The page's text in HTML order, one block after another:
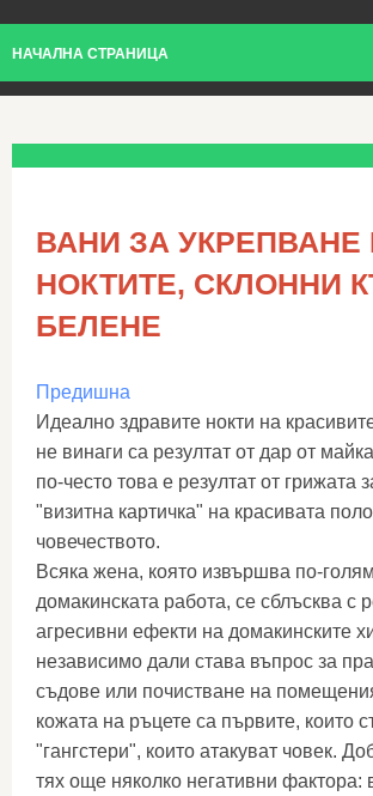
НАЧАЛНА СТРАНИЦА
ВАНИ ЗА УКРЕПВАНЕ
НОКТИТЕ, СКЛОННИ
БЕЛЕНЕ
Предишна
Идеално здравите нокти на
не винаги са резултат от дар от
по-често това е резултат от грижата
"визитна картичка" на красивата
човечеството.
Всяка жена, която извършва по-
домакинската работа, се сблъсква с
агресивни ефекти на домакинските
независимо дали става въпрос за
съдове или почистване на
кожата на ръцете са първите, които
"гангстери", които атакуват човек.
тях още няколко негативни фактора: